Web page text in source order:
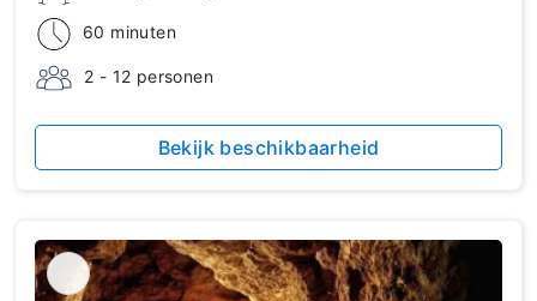
60 minuten
2 - 12 personen
Bekijk beschikbaarheid